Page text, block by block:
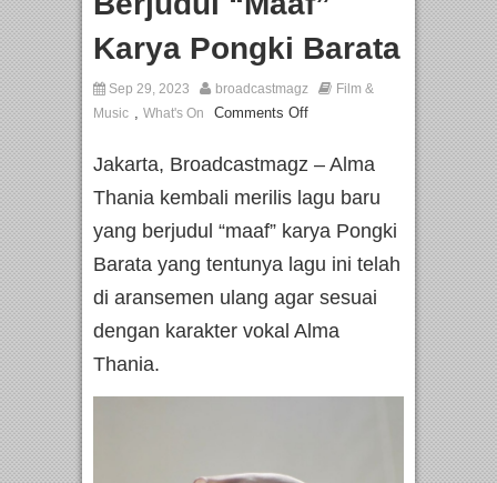
Karya Pongki Barata
Sep 29, 2023 broadcastmagz
Film &
Music , What's On Comments Off
Jakarta, Broadcastmagz – Alma
Thania kembali merilis lagu baru
yang berjudul “maaf” karya Pongki
Barata yang tentunya lagu ini telah
di aransemen ulang agar sesuai
dengan karakter vokal Alma
Thania.